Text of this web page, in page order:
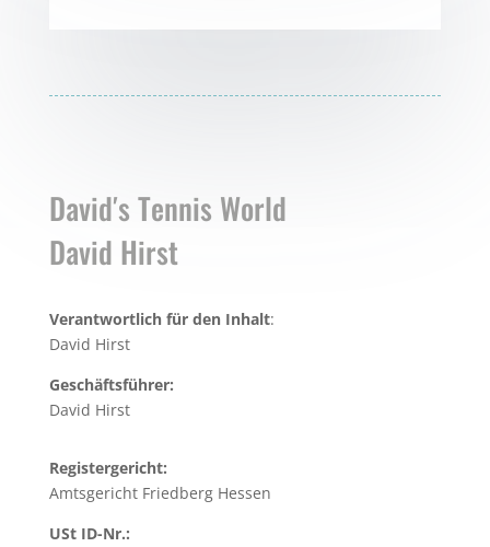
David′s Tennis World
David Hirst
Verantwortlich für den Inhalt:
David Hirst
Geschäftsführer:
David Hirst
Registergericht:
Amtsgericht Friedberg Hessen
USt ID-Nr.: